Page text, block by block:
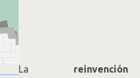
La reinvención